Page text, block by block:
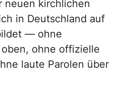
neuen kirchlichen
in Deutschland auf
— ohne
ohne offizielle
laute Parolen über